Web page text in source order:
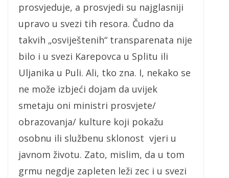
prosvjeduje, a prosvjedi su najglasniji
upravo u svezi tih resora. Čudno da
takvih „osviještenih“ transparenata nije
bilo i u svezi Karepovca u Splitu ili
Uljanika u Puli. Ali, tko zna. I, nekako se
ne može izbjeći dojam da uvijek
smetaju oni ministri prosvjete/
obrazovanja/ kulture koji pokažu
osobnu ili službenu sklonost vjeri u
javnom životu. Zato, mislim, da u tom
grmu negdje zapleten leži zec i u svezi